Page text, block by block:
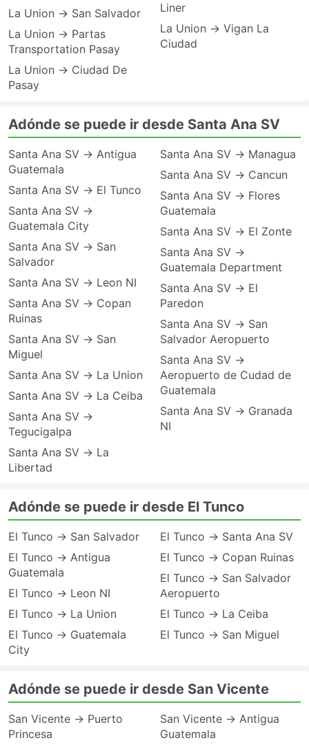
La Union → San Salvador
La Union → Partas
Transportation Pasay
La Union → Ciudad De
Pasay
Liner
La Union → Vigan La
Ciudad
Adónde se puede ir desde Santa Ana SV
Santa Ana SV → Antigua
Guatemala
Santa Ana SV → El Tunco
Santa Ana SV →
Guatemala City
Santa Ana SV → San
Salvador
Santa Ana SV → Leon NI
Santa Ana SV → Copan
Ruinas
Santa Ana SV → San
Miguel
Santa Ana SV → La Union
Santa Ana SV → La Ceiba
Santa Ana SV →
Tegucigalpa
Santa Ana SV → La
Libertad
Santa Ana SV → Managua
Santa Ana SV → Cancun
Santa Ana SV → Flores
Guatemala
Santa Ana SV → El Zonte
Santa Ana SV →
Guatemala Department
Santa Ana SV → El
Paredon
Santa Ana SV → San
Salvador Aeropuerto
Santa Ana SV →
Aeropuerto de Cudad de
Guatemala
Santa Ana SV → Granada
NI
Adónde se puede ir desde El Tunco
El Tunco → San Salvador
El Tunco → Antigua
Guatemala
El Tunco → Leon NI
El Tunco → La Union
El Tunco → Guatemala
City
El Tunco → Santa Ana SV
El Tunco → Copan Ruinas
El Tunco → San Salvador
Aeropuerto
El Tunco → La Ceiba
El Tunco → San Miguel
Adónde se puede ir desde San Vicente
San Vicente → Puerto
Princesa
San Vicente → Antigua
Guatemala